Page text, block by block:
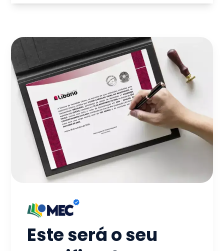
Este será o seu